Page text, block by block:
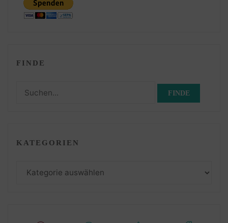
FINDE
Suchen
KATEGORIEN
Kategorien